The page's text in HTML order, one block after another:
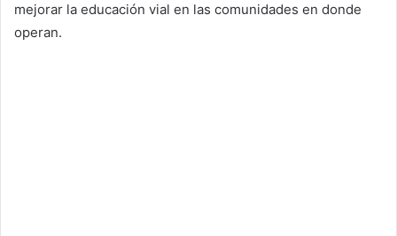
mejorar la educación vial en las comunidades en donde
operan.